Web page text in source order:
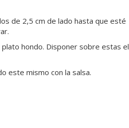
de 2,5 cm de lado hasta que esté
hondo. Disponer sobre estas el
este mismo con la salsa.